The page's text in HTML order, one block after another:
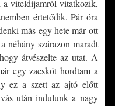
viteldíjamról vitatkozik,
értetődik. Pár óra
más egy hete már ott
néhány szárazon maradt
átvészelte az utat. A
egy zacskót hordtam a
ez a szett az ajtó előtt
után indulunk a nagy